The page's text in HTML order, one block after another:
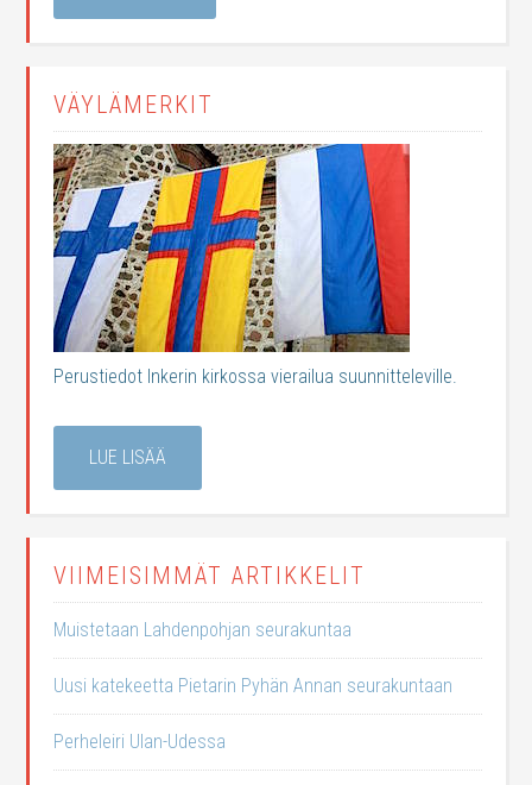
VÄYLÄMERKIT
Perustiedot Inkerin kirkossa vierailua suunnitteleville.
LUE LISÄÄ
VIIMEISIMMÄT ARTIKKELIT
Muistetaan Lahdenpohjan seurakuntaa
Uusi katekeetta Pietarin Pyhän Annan seurakuntaan
Perheleiri Ulan-Udessa